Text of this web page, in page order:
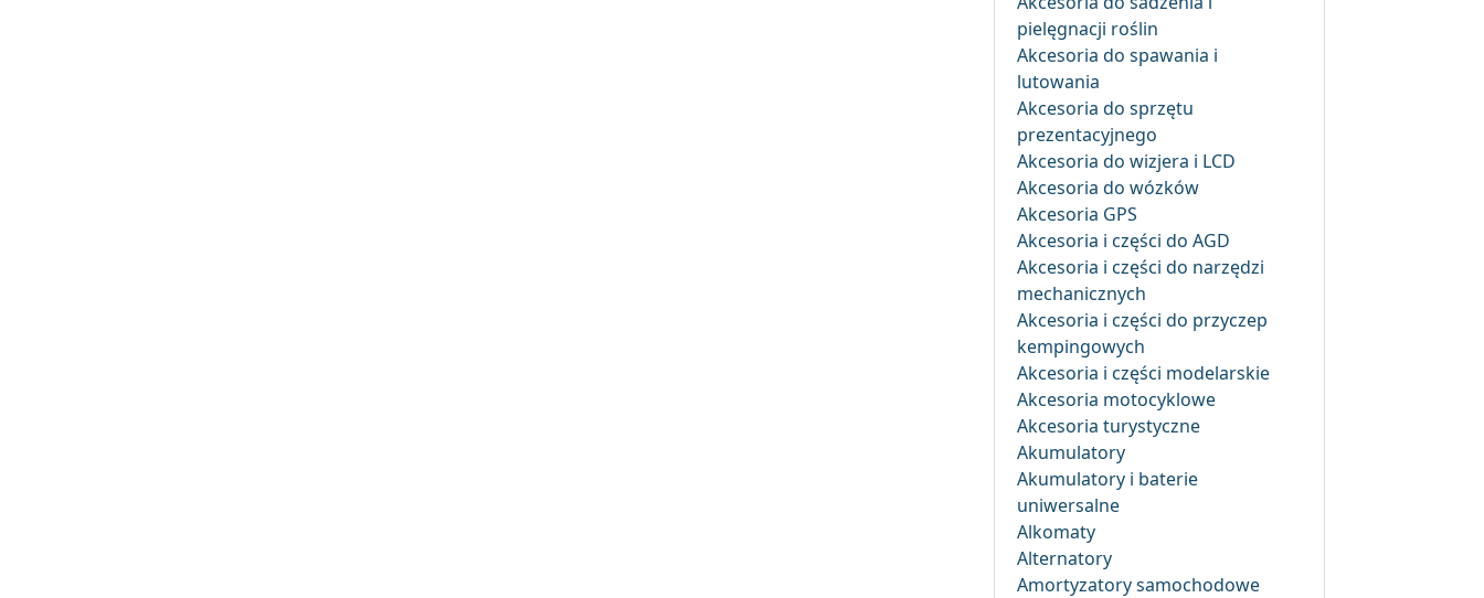
pielęgnacji roślin
Akcesoria do spawania i
lutowania
Akcesoria do sprzętu
prezentacyjnego
Akcesoria do wizjera i LCD
Akcesoria do wózków
Akcesoria GPS
Akcesoria i części do AGD
Akcesoria i części do narzędzi
mechanicznych
Akcesoria i części do przyczep
kempingowych
Akcesoria i części modelarskie
Akcesoria motocyklowe
Akcesoria turystyczne
Akumulatory
Akumulatory i baterie
uniwersalne
Alkomaty
Alternatory
Amortyzatory samochodowe